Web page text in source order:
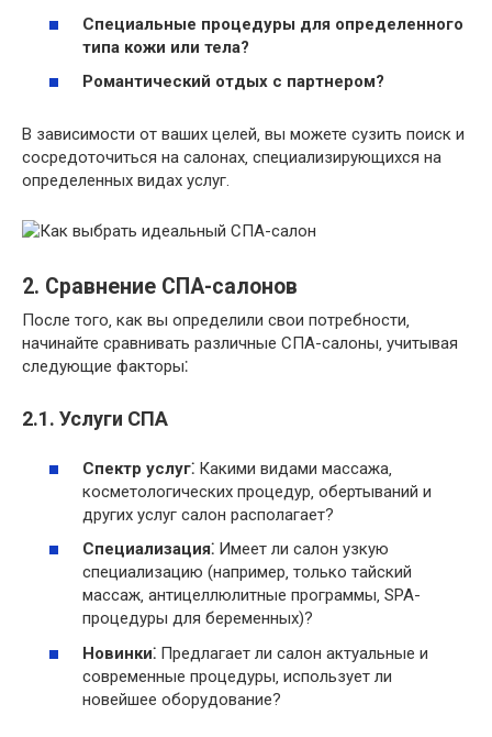
Специальные процедуры для определенного
типа кожи или тела?
Романтический отдых с партнером?
В зависимости от ваших целей‚ вы можете сузить поиск и
сосредоточиться на салонах‚ специализирующихся на
определенных видах услуг.
2. Сравнение СПА-салонов
После того‚ как вы определили свои потребности‚
начинайте сравнивать различные СПА-салоны‚ учитывая
следующие факторы⁚
2.1. Услуги СПА
Спектр услуг⁚ Какими видами массажа‚
косметологических процедур‚ обертываний и
других услуг салон располагает?
Специализация⁚ Имеет ли салон узкую
специализацию (например‚ только тайский
массаж‚ антицеллюлитные программы‚ SPA-
процедуры для беременных)?
Новинки⁚ Предлагает ли салон актуальные и
современные процедуры‚ использует ли
новейшее оборудование?